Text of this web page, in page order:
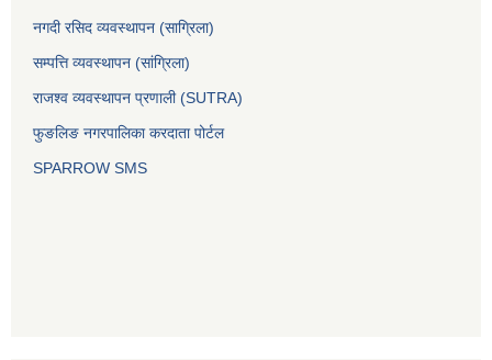
नगदी रसिद व्यवस्थापन (साग्रिला)
सम्पत्ति व्यवस्थापन (सांग्रिला)
राजश्व व्यवस्थापन प्रणाली (SUTRA)
फुङलिङ नगरपालिका करदाता पोर्टल
SPARROW SMS